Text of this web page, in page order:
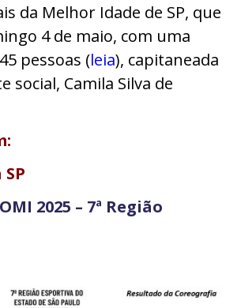
da Melhor Idade de SP, que
4 de maio, com uma
pessoas (leia), capitaneada
social, Camila Silva de
2025 – 7ª Região